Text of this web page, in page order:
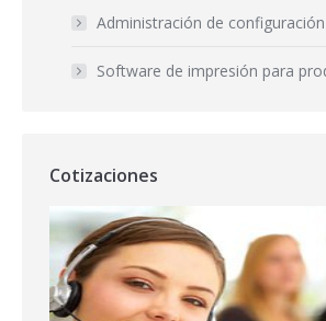
Administración de
Software de impresión para
Cotizaciones